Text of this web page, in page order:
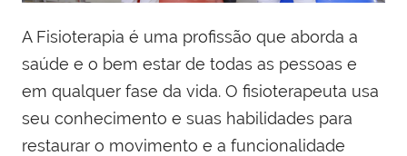
A Fisioterapia é uma profissão que aborda a
saúde e o bem estar de todas as pessoas e
em qualquer fase da vida. O fisioterapeuta usa
seu conhecimento e suas habilidades para
restaurar o movimento e a funcionalidade